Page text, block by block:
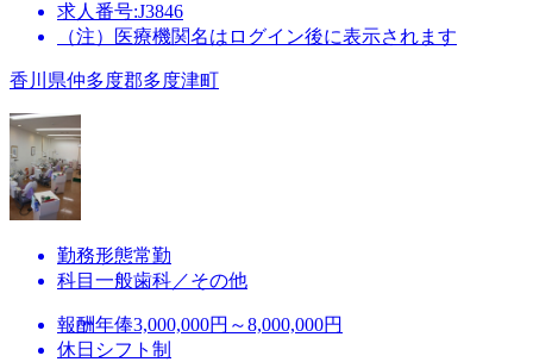
求人番号:J3846
（注）医療機関名はログイン後に表示されます
香川県仲多度郡多度津町
勤務形態常勤
科目 一般歯科／その他
報酬年俸3,000,000円～8,000,000円
休日 シフト制